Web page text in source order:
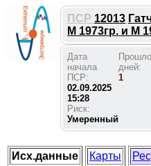
ПСР 12013
М 1973гр. и М
Дата
начала
ПСР:
02.09.2025
15:28
Риск:
Умеренный
Прошло
дней:
1
Исх.данные Карты